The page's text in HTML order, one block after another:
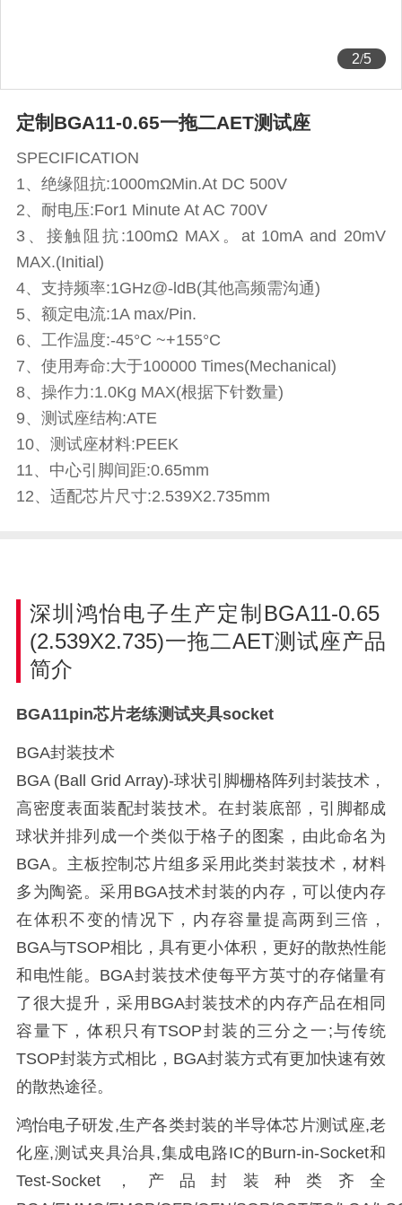
2/5
定制BGA11-0.65一拖二AET测试座
SPECIFICATION
1、绝缘阻抗:1000mΩMin.At DC 500V
2、耐电压:For1 Minute At AC 700V
3、接触阻抗:100mΩ MAX。at 10mA and 20mV
MAX.(Initial)
4、支持频率:1GHz@-ldB(其他高频需沟通)
5、额定电流:1A max/Pin.
6、工作温度:-45°C ~+155°C
7、使用寿命:大于100000 Times(Mechanical)
8、操作力:1.0Kg MAX(根据下针数量)
9、测试座结构:ATE
10、测试座材料:PEEK
11、中心引脚间距:0.65mm
12、适配芯片尺寸:2.539X2.735mm
深圳鸿怡电子生产定制BGA11-0.65
(2.539X2.735)一拖二AET测试座产品
简介
BGA11pin芯片老练测试夹具socket
BGA封装技术
BGA (Ball Grid Array)-球状引脚栅格阵列封装技术，
高密度表面装配封装技术。在封装底部，引脚都成
球状并排列成一个类似于格子的图案，由此命名为
BGA。主板控制芯片组多采用此类封装技术，材料
多为陶瓷。采用BGA技术封装的内存，可以使内存
在体积不变的情况下，内存容量提高两到三倍，
BGA与TSOP相比，具有更小体积，更好的散热性能
和电性能。BGA封装技术使每平方英寸的存储量有
了很大提升，采用BGA封装技术的内存产品在相同
容量下，体积只有TSOP封装的三分之一;与传统
TSOP封装方式相比，BGA封装方式有更加快速有效
的散热途径。
鸿怡电子研发,生产各类封装的半导体芯片测试座,老
化座,测试夹具治具,集成电路IC的Burn-in-Socket和
Test-Socket，产品封装种类齐全